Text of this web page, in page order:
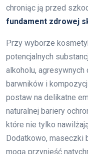
chroniąc ją przed
fundament zdrowej
Przy wyborze
potencjalnych
alkoholu,
barwników i
postaw na delikatne
naturalnej bariery
które nie tylko
Dodatkowo, maseczki
mogą przynieść